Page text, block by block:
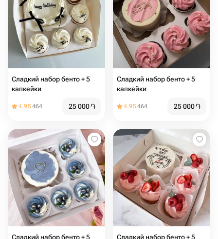
Сладкий набор бенто + 5
капкейки
4.95464 25 000֏
Сладкий набор бенто + 5
капкейки
4.95464 25 000֏
Сладкий набор бенто + 5
Сладкий набор бенто + 5